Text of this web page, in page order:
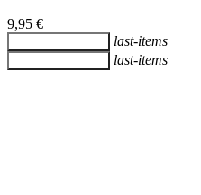
9,95 €
last-items
last-items